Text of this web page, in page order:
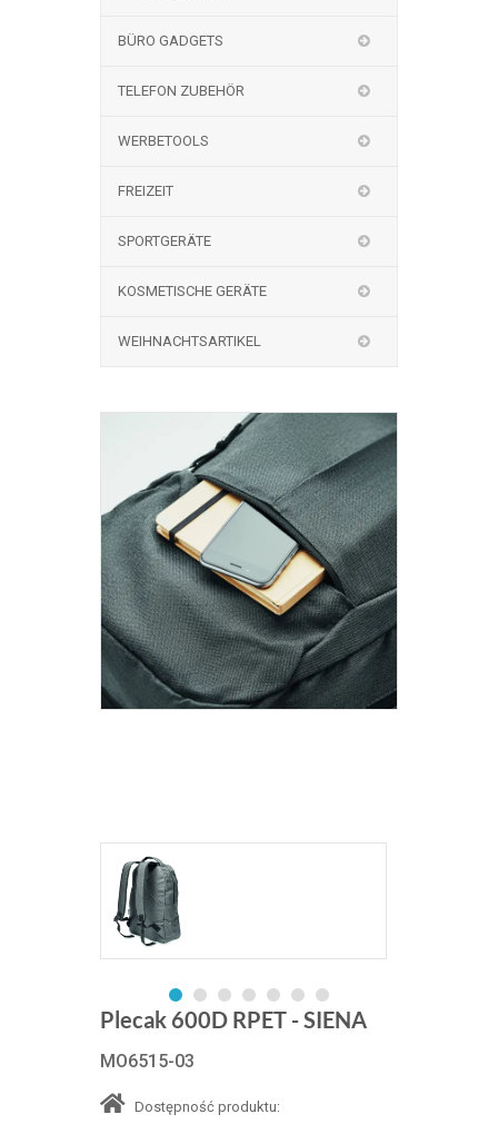
BÜRO GADGETS
TELEFON ZUBEHÖR
WERBETOOLS
FREIZEIT
SPORTGERÄTE
KOSMETISCHE GERÄTE
WEIHNACHTSARTIKEL
Plecak 600D RPET - SIENA
MO6515-03
Dostępność produktu: